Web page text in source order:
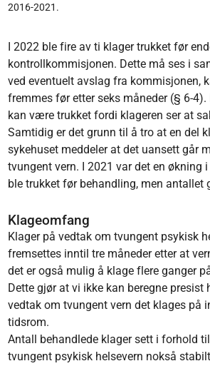
2016-2021.
I 2022 ble fire av ti klager trukket før
kontrollkommisjonen. Dette må ses i
ved eventuelt avslag fra kommisjonen,
fremmes før etter seks måneder (§ 6-4).
kan være trukket fordi klageren ser at
Samtidig er det grunn til å tro at en del
sykehuset meddeler at det uansett går
tvungent vern. I 2021 var det en økning
ble trukket før behandling, men antallet
Klageomfang
Klager på vedtak om tvungent psykisk
fremsettes inntil tre måneder etter at
det er også mulig å klage flere ganger
Dette gjør at vi ikke kan beregne presist
vedtak om tvungent vern det klages på
tidsrom.
Antall behandlede klager sett i forhold
tvungent psykisk helsevern nokså